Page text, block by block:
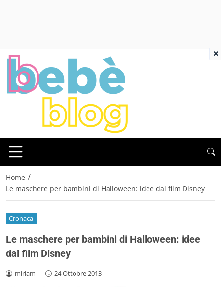
Home /
Le maschere per bambini di Halloween: idee dai film Disney
Cronaca
Le maschere per bambini di Halloween: idee
dai film Disney
miriam - 24 Ottobre 2013
×